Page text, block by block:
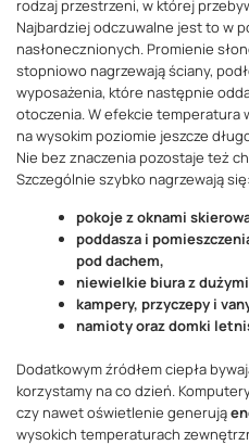
rodzaj przestrzeni, w której
Najbardziej odczuwalne jest to w
nasłonecznionych. Promienie
stopniowo nagrzewają ściany,
wyposażenia, które następnie
otoczenia. W efekcie temperatura
na wysokim poziomie jeszcze
Nie bez znaczenia pozostaje też
Szczególnie szybko nagrzewają się:
pokoje z oknami
poddasza i
pod dachem,
niewielkie biura z
kampery, przyczepy i
namioty oraz domki
Dodatkowym źródłem ciepła
korzystamy na co dzień.
czy nawet oświetlenie generują
wysokich temperaturach